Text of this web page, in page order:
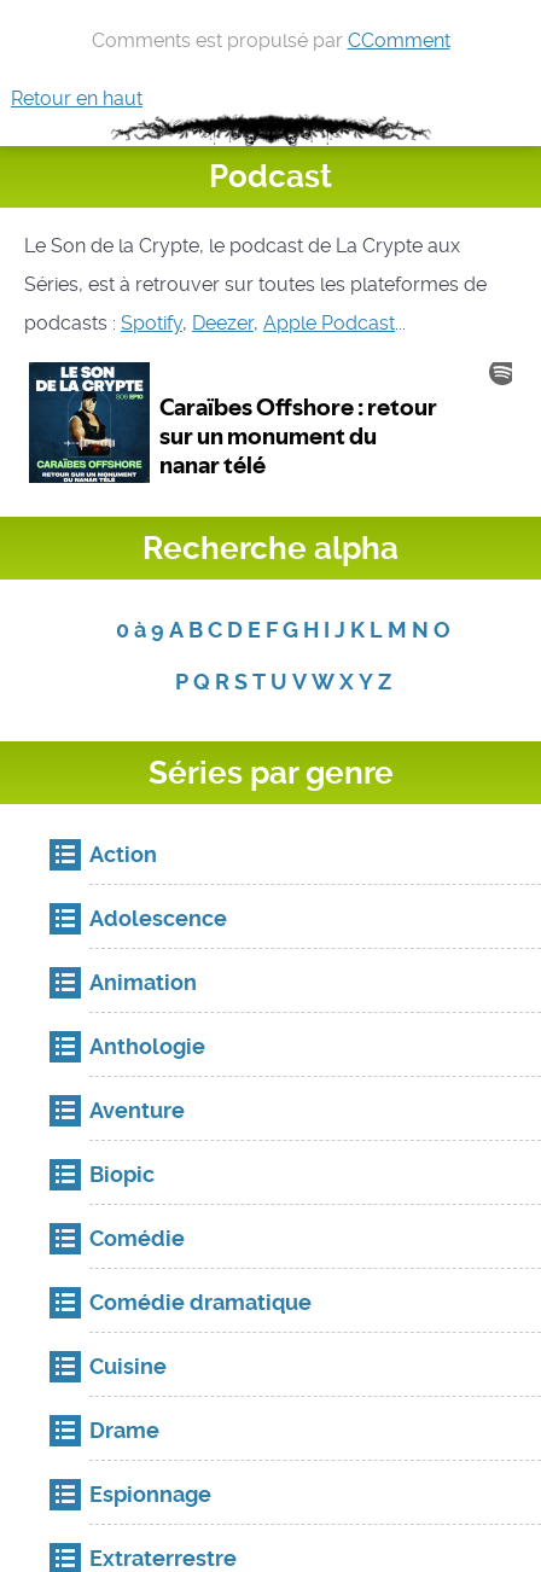
Comments est propulsé par CComment
Retour en haut
Podcast
Le Son de la Crypte, le podcast de La Crypte aux
Séries, est à retrouver sur toutes les plateformes de
podcasts : Spotify, Deezer, Apple Podcast...
Recherche alpha
0 à 9 A B C D E F G H I J K L M N O
P Q R S T U V W X Y Z
Séries par genre
Action
Adolescence
Animation
Anthologie
Aventure
Biopic
Comédie
Comédie dramatique
Cuisine
Drame
Espionnage
Extraterrestre